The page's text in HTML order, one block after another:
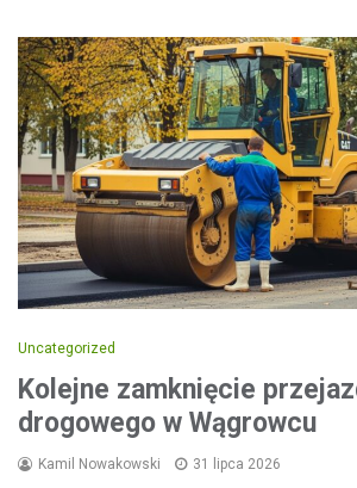
Uncategorized
Kolejne zamknięcie
drogowego w Wągrowcu
Kamil Nowakowski 31 lipca 2026